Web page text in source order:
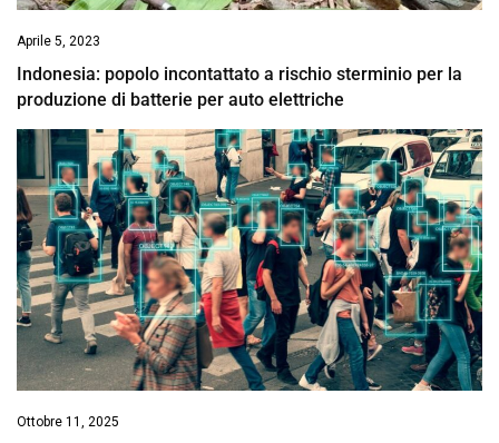
Aprile 5, 2023
Indonesia: popolo incontattato a rischio sterminio per la
produzione di batterie per auto elettriche
Ottobre 11, 2025